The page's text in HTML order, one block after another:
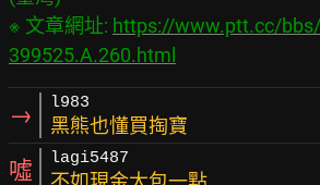
※ 文章網址: https://www.ptt.cc/
399525.A.260.html
→ l983
黑熊也懂買掏寶
噓 lagi5487